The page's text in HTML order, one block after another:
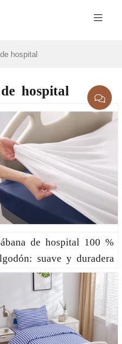
hospital
hospital
de hospital 100 %
suave y duradera